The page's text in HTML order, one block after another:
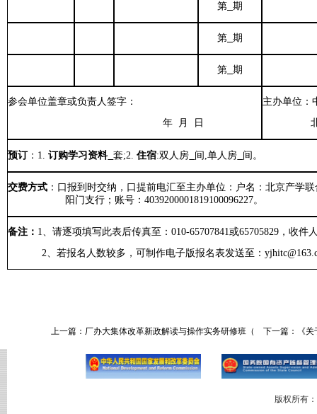
第 期
第 期
第 期
参会单位盖章或负责人签字：
年
月 日
主办单位：
预订： 1.订购学习资料 套;2. 住宿:双人房 间 ,单人房 间。
交费方式 ： 口报到时交纳， 口提前电汇至主办单位： 户名：北京产学
阳门支行；账号： 4039200001819100096227。
备注： 1、请逐项填写此表后传真至：010-65707841或65705829 ，收件
2、若报名人数较多，可制作电子版报名表发送至：yjhitc@
上一篇： 厂办大集体改革新政解读与操作实务研修班（ 下一篇： 《
版权所有